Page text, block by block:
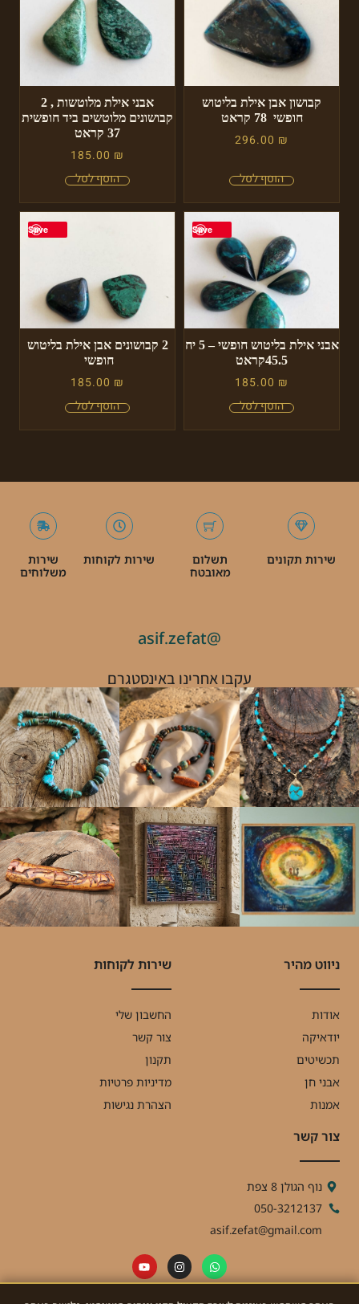
קבושון אבן אילת בליטוש
חופשי 78 קראט
296.00 ₪
אבני אילת מלוטשות , 2
קבושונים מלוטשים ביד חופשית
37 קראט
185.00 ₪
Save
אבני אילת בליטוש חופשי – 5 יח
45.5קראט
185.00 ₪
Save
2 קבושונים אבן אילת בליטוש
חופשי
185.00 ₪
שירות תקונים
תשלום
מאובטח
שירות לקוחות
שירות
משלוחים
@asif.zefat
עקבו אחרינו באינסטגרם
ניווט מהיר
אודות
יודאיקה
תכשיטים
אבני חן
אמנות
שירות לקוחות
החשבון שלי
צור קשר
תקנון
מדיניות פרטיות
הצהרת נגישות
צור קשר
נוף הגולן 8 צפת
050-3212137
asif.zefat@gmail.com